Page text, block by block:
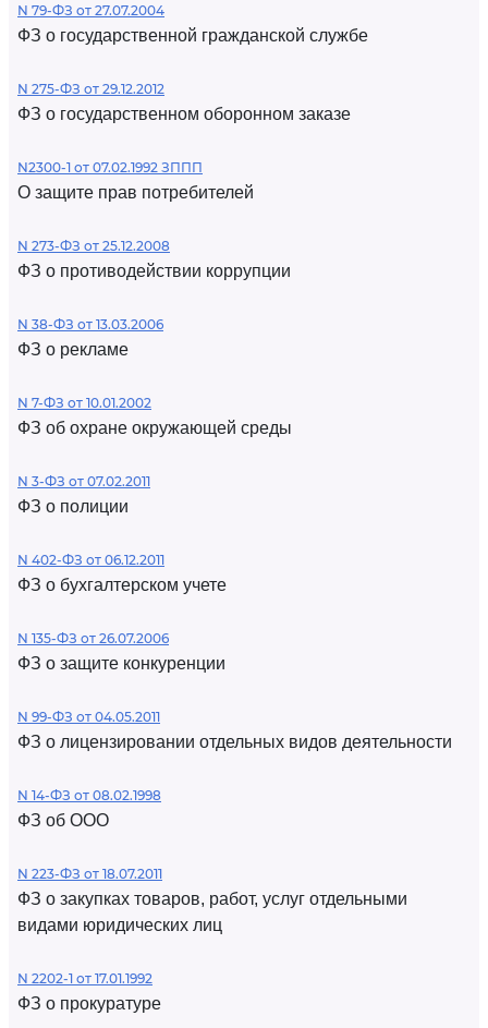
N 79-ФЗ от 27.07.2004
ФЗ о государственной гражданской службе
N 275-ФЗ от 29.12.2012
ФЗ о государственном оборонном заказе
N2300-1 от 07.02.1992 ЗППП
О защите прав потребителей
N 273-ФЗ от 25.12.2008
ФЗ о противодействии коррупции
N 38-ФЗ от 13.03.2006
ФЗ о рекламе
N 7-ФЗ от 10.01.2002
ФЗ об охране окружающей среды
N 3-ФЗ от 07.02.2011
ФЗ о полиции
N 402-ФЗ от 06.12.2011
ФЗ о бухгалтерском учете
N 135-ФЗ от 26.07.2006
ФЗ о защите конкуренции
N 99-ФЗ от 04.05.2011
ФЗ о лицензировании отдельных видов деятельности
N 14-ФЗ от 08.02.1998
ФЗ об ООО
N 223-ФЗ от 18.07.2011
ФЗ о закупках товаров, работ, услуг отдельными
видами юридических лиц
N 2202-1 от 17.01.1992
ФЗ о прокуратуре